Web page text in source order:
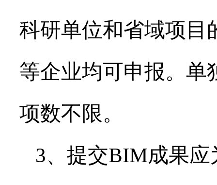
科研单位和省域项目
等企业均可申报。单
项数不限。
3、提交BIM成果应